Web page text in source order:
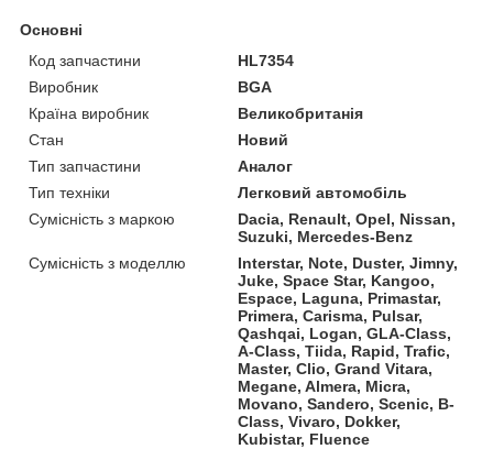
Основні
Код запчастини
HL7354
Виробник
BGA
Країна виробник
Великобританія
Стан
Новий
Тип запчастини
Аналог
Тип техніки
Легковий автомобіль
Сумісність з маркою
Dacia, Renault, Opel, Nissan,
Suzuki, Mercedes-Benz
Сумісність з моделлю
Interstar, Note, Duster, Jimny,
Juke, Space Star, Kangoo,
Espace, Laguna, Primastar,
Primera, Carisma, Pulsar,
Qashqai, Logan, GLA-Class,
A-Class, Tiida, Rapid, Trafic,
Master, Clio, Grand Vitara,
Megane, Almera, Micra,
Movano, Sandero, Scenic, B-
Class, Vivaro, Dokker,
Kubistar, Fluence